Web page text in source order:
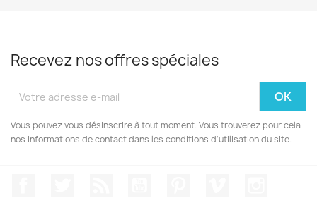
Recevez nos offres spéciales
Vous pouvez vous désinscrire à tout moment. Vous trouverez pour cela
nos informations de contact dans les conditions d'utilisation du site.